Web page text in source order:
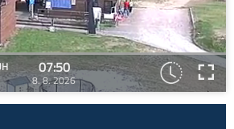
07:50
8. 8. 2026